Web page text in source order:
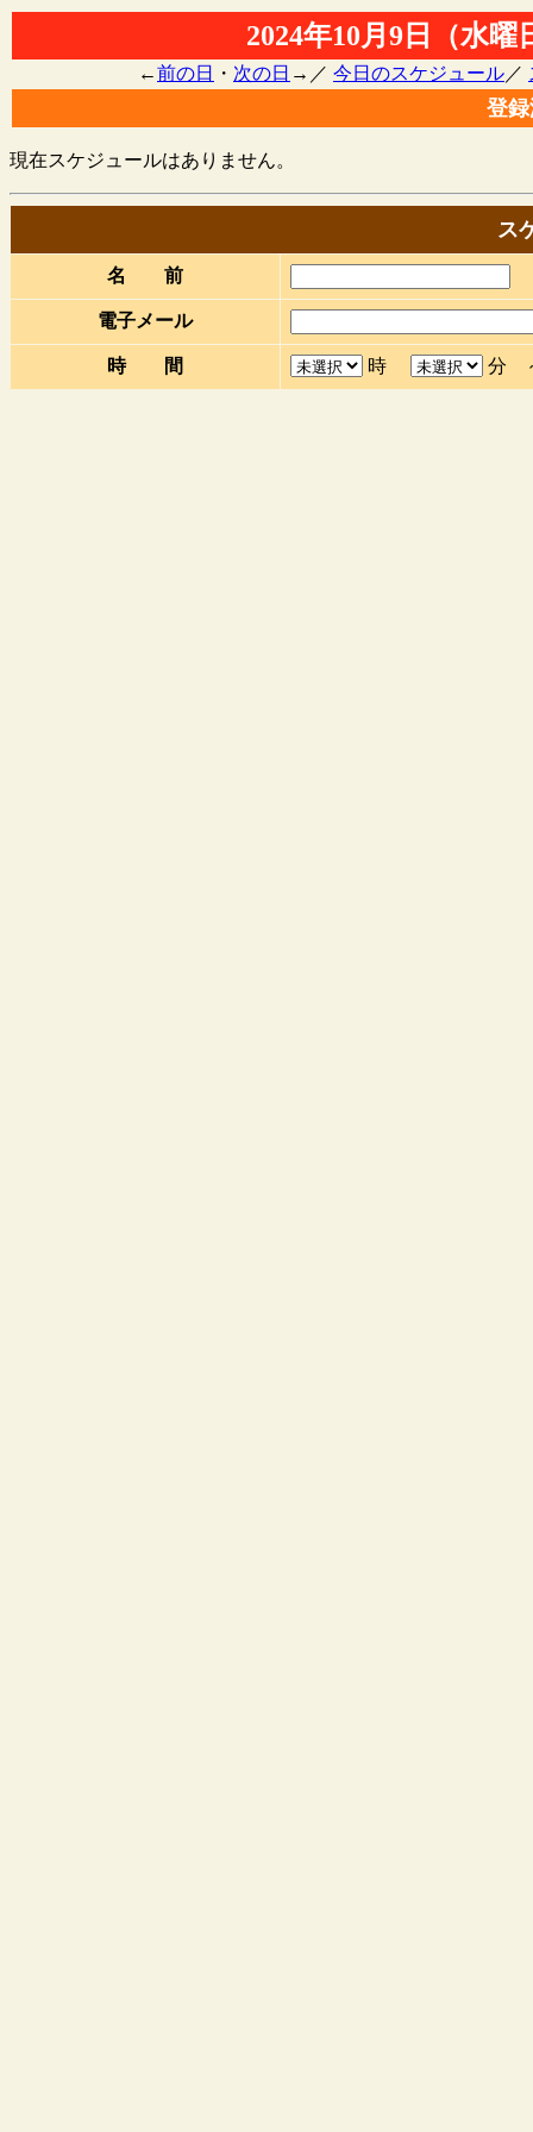
2024年10月9日（水
←前の日 ・ 次の日 →／ 今日のスケジュール／
登
現在スケジュールはありません。
ス
名 前
電子メール
時 間 時 分